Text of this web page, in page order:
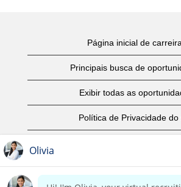
Página inicial de
Principais busca de
Exibir todas as
Política de Privacidade do
Aviso de Direitos